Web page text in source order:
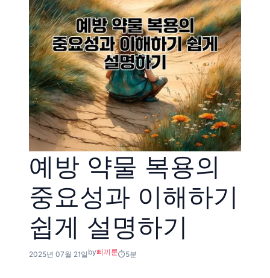
예방 약물 복용의
중요성과 이해하기
쉽게 설명하기
2025년 07월 21일 by삐끼룬 5분